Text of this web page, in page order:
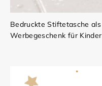
Bedruckte Stiftetasche
Werbegeschenk für Kinder